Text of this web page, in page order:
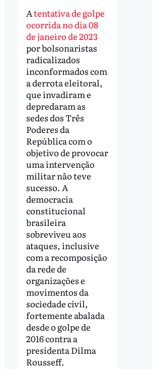
Atentativa de golpe
ocorrida no dia 08
de janeiro de 2023
por bolsonaristas
radicalizados
inconformados com
a derrota eleitoral,
que invadiram e
depredaram as
sedes dos Três
Poderes da
República com o
objetivo de provocar
uma intervenção
militar não teve
sucesso. A
democracia
constitucional
brasileira
sobreviveu aos
ataques, inclusive
com a recomposição
da rede de
organizações e
movimentos da
sociedade civil,
fortemente abalada
desde o golpe de
2016 contra a
presidenta Dilma
Rousseff.